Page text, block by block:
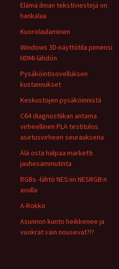
Elämä ilman tekstiviestejä on
hankalaa
Kuorolaulaminen
Windows 3D-näyttötila pimensi
HDMI-lähdön
Pysäköintisovelluksen
kustannukset
Keskustojen pysäköinnistä
C64 diagnostiikan antama
virheellinen PLA testitulos
asetusvirheen seurauksena
Älä osta halpaa marketti
jauhesammutinta
RGBs -lähtö NES:iin NESRGB:n
avulla
A-Rokko
Asunnon kunto heikkenee ja
vuokrat vain nousevat?!?